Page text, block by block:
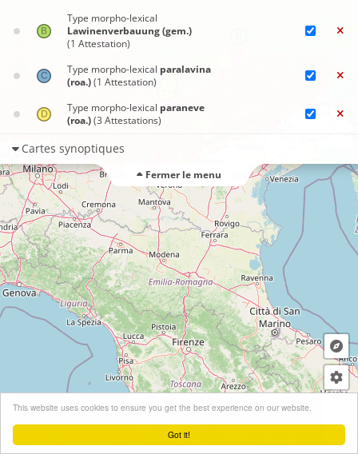
Got it!
This website uses cookies to ensure you get the best experience on our website.
Leaflet| ©OpenStreetMapcontributors
Type morpho-lexical
Lawinenverbauung (gem.)
(1 Attestation)
Type morpho-lexical paralavina
(roa.)(1 Attestation)
Type morpho-lexical paraneve
(roa.)(3 Attestations)
Cartes synoptiques
Fermer le menu